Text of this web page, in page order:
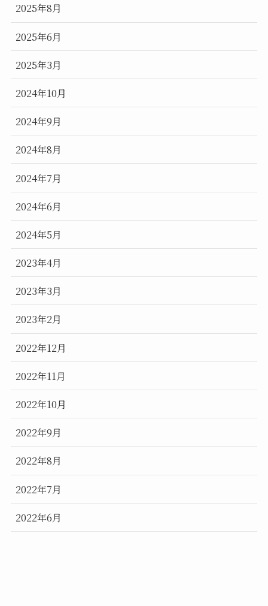
2025年8月
2025年6月
2025年3月
2024年10月
2024年9月
2024年8月
2024年7月
2024年6月
2024年5月
2023年4月
2023年3月
2023年2月
2022年12月
2022年11月
2022年10月
2022年9月
2022年8月
2022年7月
2022年6月